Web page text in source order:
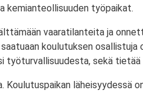
kemianteollisuuden työpaikat.
vaaratilanteita ja
koulutuksen osallistuja
työturvallisuudesta, sekä
Koulutuspaikan läheisyydessä